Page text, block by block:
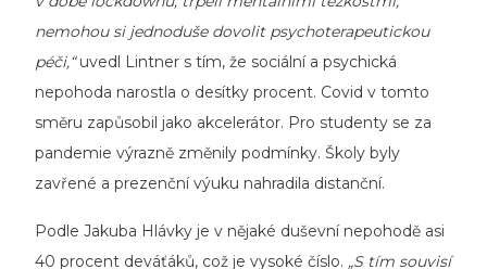
nemohou si jednoduše dovolit psychoterapeutickou
péči,“uvedl Lintner s tím, že sociální a psychická
nepohoda narostla o desítky procent. Covid v tomto
směru zapůsobil jako akcelerátor. Pro studenty se za
pandemie výrazně změnily podmínky. Školy byly
zavřené a prezenční výuku nahradila distanční.
Podle Jakuba Hlávky je v nějaké duševní nepohodě asi
40 procent deváťáků, což je vysoké číslo. „S tím souvisí